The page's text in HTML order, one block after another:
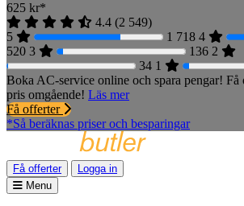
625 kr*
4.4 (2 549)
5
1 718 4
520 3 136 2
34 1
Boka AC-service online och spara pengar! Få
pris omgående! Läs mer
Få offerter
*Så beräknas priser och besparingar
Få offerter
Logga in
Menu